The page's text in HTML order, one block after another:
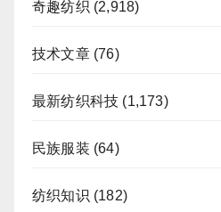
奇趣纺织 (2,918)
技术文章(76)
最新纺织科技 (1,173)
民族服装 (64)
纺织知识 (182)